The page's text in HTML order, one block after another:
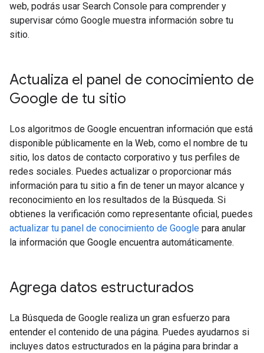
web, podrás usar Search Console para comprender y
supervisar cómo Google muestra información sobre tu
sitio.
Actualiza el panel de conocimiento de
Google de tu sitio
Los algoritmos de Google encuentran información que está
disponible públicamente en la Web, como el nombre de tu
sitio, los datos de contacto corporativo y tus perfiles de
redes sociales. Puedes actualizar o proporcionar más
información para tu sitio a fin de tener un mayor alcance y
reconocimiento en los resultados de la Búsqueda. Si
obtienes la verificación como representante oficial, puedes
actualizar tu panel de conocimiento de Google para anular
la información que Google encuentra automáticamente.
Agrega datos estructurados
La Búsqueda de Google realiza un gran esfuerzo para
entender el contenido de una página. Puedes ayudarnos si
incluyes datos estructurados en la página para brindar a